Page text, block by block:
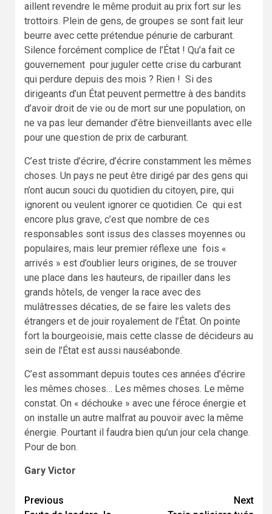
aillent revendre le même produit au prix fort sur les
trottoirs. Plein de gens, de groupes se sont fait leur
beurre avec cette prétendue pénurie de carburant.
Silence forcément complice de l’État ! Qu’a fait ce
gouvernement pour juguler cette crise du carburant
qui perdure depuis des mois ? Rien ! Si des
dirigeants d’un État peuvent permettre à des bandits
d’avoir droit de vie ou de mort sur une population, on
ne va pas leur demander d’être bienveillants avec elle
pour une question de prix de carburant.
C’est triste d’écrire, d’écrire constamment les mêmes
choses. Un pays ne peut être dirigé par des gens qui
n’ont aucun souci du quotidien du citoyen, pire, qui
ignorent ou veulent ignorer ce quotidien. Ce qui est
encore plus grave, c’est que nombre de ces
responsables sont issus des classes moyennes ou
populaires, mais leur premier réflexe une fois «
arrivés » est d’oublier leurs origines, de se trouver
une place dans les hauteurs, de ripailler dans les
grands hôtels, de venger la race avec des
mulâtresses décaties, de se faire les valets des
étrangers et de jouir royalement de l’État. On pointe
fort la bourgeoisie, mais cette classe de décideurs au
sein de l’État est aussi nauséabonde.
C’est assommant depuis toutes ces années d’écrire
les mêmes choses… Les mêmes choses. Le même
constat. On « déchouke » avec une féroce énergie et
on installe un autre malfrat au pouvoir avec la même
énergie. Pourtant il faudra bien qu’un jour cela change.
Pour de bon.
Gary Victor
Continue
Previous
Next